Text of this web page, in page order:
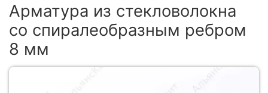
Арматура из стекловолокна
со спиралеобразным ребром
8 мм